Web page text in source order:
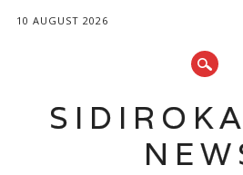
10 AUGUST 2026